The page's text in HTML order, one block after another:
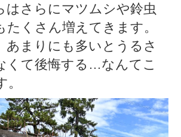
はさらにマツムシや鈴虫
たくさん増えてきます。
あまりにも多いとうるさ
くて後悔する…なんてこ